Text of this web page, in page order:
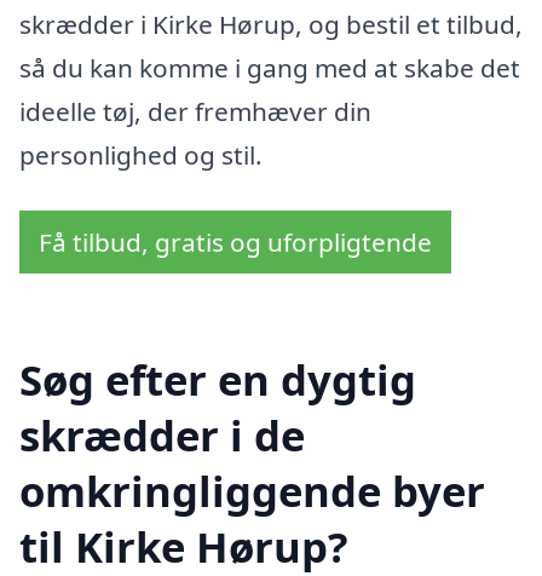
skrædder i Kirke Hørup, og bestil et tilbud,
så du kan komme i gang med at skabe det
ideelle tøj, der fremhæver din
personlighed og stil.
Få tilbud, gratis og uforpligtende
Søg efter en dygtig
skrædder i de
omkringliggende byer
til Kirke Hørup?